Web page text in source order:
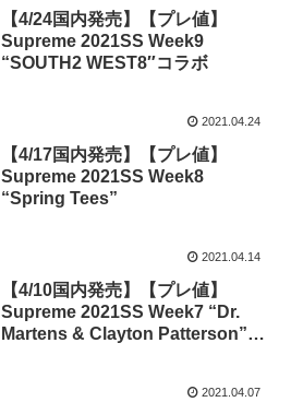
【4/24国内発売】【プレ値】
Supreme 2021SS Week9
“SOUTH2 WEST8″コラボ
2021.04.24
【4/17国内発売】【プレ値】
Supreme 2021SS Week8
“Spring Tees”
2021.04.14
【4/10国内発売】【プレ値】
Supreme 2021SS Week7 “Dr.
Martens & Clayton Patterson”コ
2021.04.07